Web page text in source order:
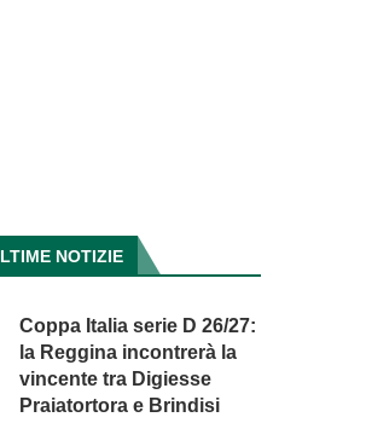
NOTIZIE
Coppa Italia serie D 26/27:
la Reggina incontrerà la
vincente tra Digiesse
Praiatortora e Brindisi